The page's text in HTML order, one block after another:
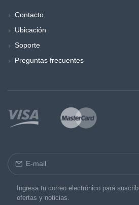
Contacto
Ubicación
Soporte
Preguntas frecuentes
Ingresa tu correo electrónico para
ofertas y noticias.